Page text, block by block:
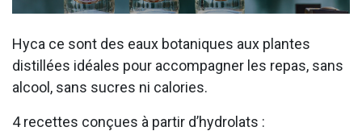
Hyca ce sont des eaux botaniques aux plantes
distillées idéales pour accompagner les repas, sans
alcool, sans sucres ni calories.
4 recettes conçues à partir d’hydrolats :